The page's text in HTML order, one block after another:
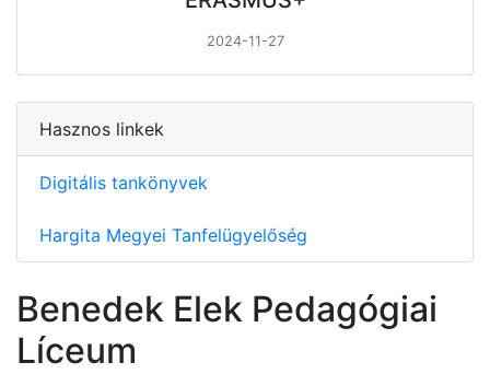
2024-11-27
Hasznos linkek
Digitális tankönyvek
Hargita Megyei Tanfelügyelőség
Benedek Elek Pedagógiai
Líceum